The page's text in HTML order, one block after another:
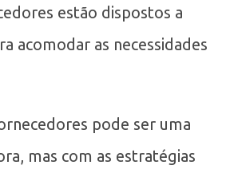
estão dispostos a
acomodar as necessidades
pode ser uma
mas com as estratégias